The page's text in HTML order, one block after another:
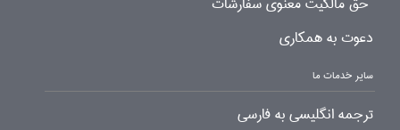
دعوت به همکاری
سایر خدمات ما
ترجمه انگلیسی به فارسی